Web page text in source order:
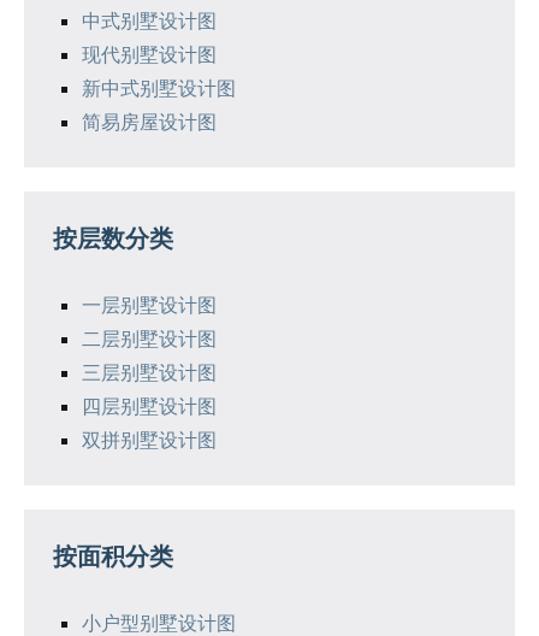
中式别墅设计图
现代别墅设计图
新中式别墅设计图
简易房屋设计图
按层数分类
一层别墅设计图
二层别墅设计图
三层别墅设计图
四层别墅设计图
双拼别墅设计图
按面积分类
小户型别墅设计图